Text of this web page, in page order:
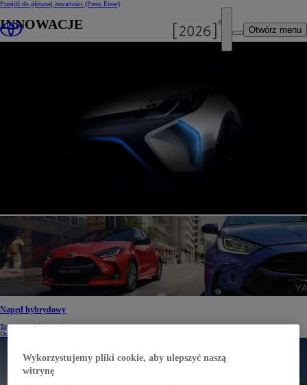
Przejdź do głównej zawartości (Press Enter)
Otwórz menu
INNOWACJE
Napęd hybrydowy
Toyota – wybór naturalny
Dowiedz się więcej
Wykorzystujemy pliki cookie, aby ulepszyć naszą
witrynę